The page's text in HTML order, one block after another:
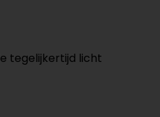
tegelijkertijd licht